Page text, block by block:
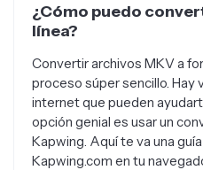
¿Cómo puedo
línea?
Convertir archivos MKV a
proceso súper sencillo. Hay
internet que pueden
opción genial es usar un
Kapwing. Aquí te va una
Kapwing.com en tu